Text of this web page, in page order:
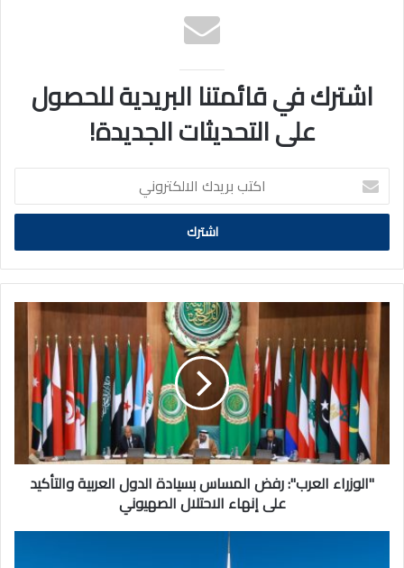
اشترك في قائمتنا البريدية للحصول
على التحديثات الجديدة!
اكتب
بريدك
الالكتروني
"الوزراء
العرب":
رفض
المساس
بسيادة
الدول
العربية
والتأكيد
على
إنهاء
الاحتلال
"الوزراء العرب": رفض المساس بسيادة الدول العربية والتأكيد
على إنهاء الاحتلال الصهيوني